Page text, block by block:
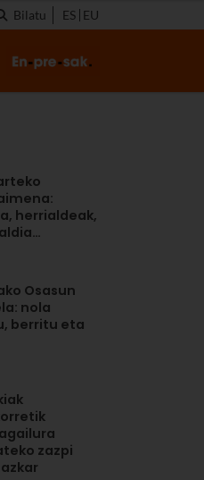
Bilatu ES EU
herrialdeak,
Osasun
nola
berritu eta
zazpi